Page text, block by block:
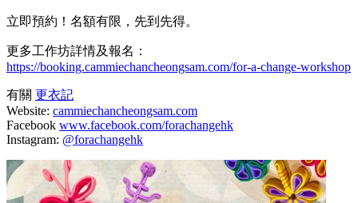
立即預約！名額有限，先到先得。
更多工作坊詳情及報名：
https://booking.cammiechancheongsam.com/for-a-change-workshop
有關 更衣記
Website: cammiechancheongsam.com
Facebook www.facebook.com/forachangehk
Instagram: @forachangehk